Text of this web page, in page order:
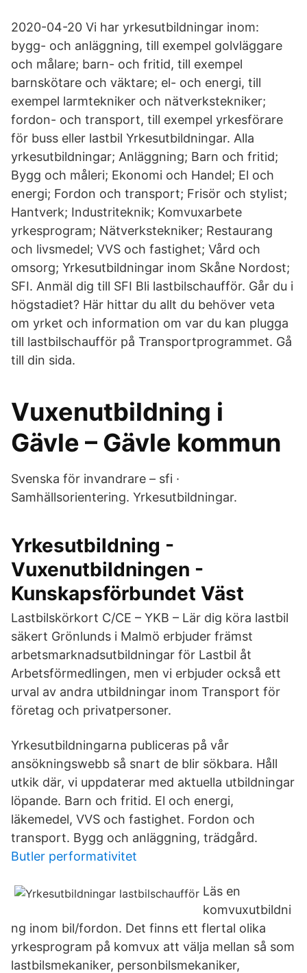
2020-04-20 Vi har yrkesutbildningar inom:
bygg- och anläggning, till exempel golvläggare
och målare; barn- och fritid, till exempel
barnskötare och väktare; el- och energi, till
exempel larmtekniker och nätverkstekniker;
fordon- och transport, till exempel yrkesförare
för buss eller lastbil Yrkesutbildningar. Alla
yrkesutbildningar; Anläggning; Barn och fritid;
Bygg och måleri; Ekonomi och Handel; El och
energi; Fordon och transport; Frisör och stylist;
Hantverk; Industriteknik; Komvuxarbete
yrkesprogram; Nätverkstekniker; Restaurang
och livsmedel; VVS och fastighet; Vård och
omsorg; Yrkesutbildningar inom Skåne Nordost;
SFI. Anmäl dig till SFI Bli lastbilschaufför. Går du i
högstadiet? Här hittar du allt du behöver veta
om yrket och information om var du kan plugga
till lastbilschaufför på Transportprogrammet. Gå
till din sida.
Vuxenutbildning i
Gävle – Gävle kommun
Svenska för invandrare – sfi ·
Samhällsorientering. Yrkesutbildningar.
Yrkesutbildning -
Vuxenutbildningen -
Kunskapsförbundet Väst
Lastbilskörkort C/CE – YKB – Lär dig köra lastbil
säkert Grönlunds i Malmö erbjuder främst
arbetsmarknadsutbildningar för Lastbil åt
Arbetsförmedlingen, men vi erbjuder också ett
urval av andra utbildningar inom Transport för
företag och privatpersoner.
Yrkesutbildningarna publiceras på vår
ansökningswebb så snart de blir sökbara. Håll
utkik där, vi uppdaterar med aktuella utbildningar
löpande. Barn och fritid. El och energi,
läkemedel, VVS och fastighet. Fordon och
transport. Bygg och anläggning, trädgård.
Butler performativitet
Läs en
komvuxutbildni
ng inom bil/fordon. Det finns ett flertal olika
yrkesprogram på komvux att välja mellan så som
lastbilsmekaniker, personbilsmekaniker,